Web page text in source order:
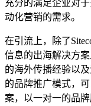
充分的满足企业对
动化营销的需求。
在引流上，除了
信息的出海解决方
的海外传播经验以
的品牌推广模式，
案，以一对一的品